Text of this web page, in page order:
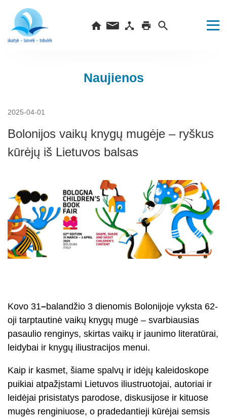
Naujienos
2025-04-01
Bolonijos vaikų knygų mugėje – ryškus
kūrėjų iš Lietuvos balsas
Kovo 31–balandžio 3 dienomis Bolonijoje vyksta 62-
oji tarptautinė vaikų knygų mugė – svarbiausias
pasaulio renginys, skirtas vaikų ir jaunimo literatūrai,
leidybai ir knygų iliustracijos menui.
Kaip ir kasmet, šiame spalvų ir idėjų kaleidoskope
puikiai atpažįstami Lietuvos iliustruotojai, autoriai ir
leidėjai prisistatys parodose, diskusijose ir kituose
mugės renginiuose, o pradedantieji kūrėjai semsis